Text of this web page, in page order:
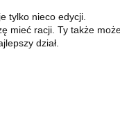
tylko nieco edycji.
mieć racji. Ty także
dział.